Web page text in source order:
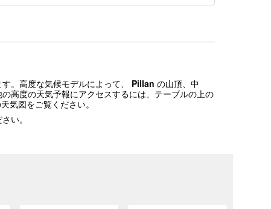
。高度な気候モデルによって、 Pillan の山頂、中
高度の天気予報にアクセスするには、テーブルの上の
気図をご覧ください。
い。